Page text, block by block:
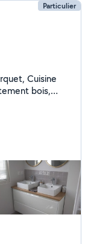
Particulier
Cuisine
bois,